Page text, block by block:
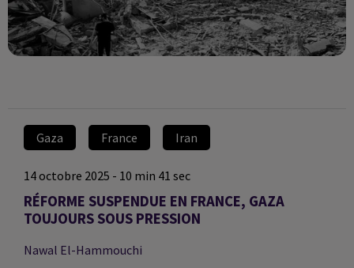
Gaza France Iran
14 octobre 2025 - 10 min 41 sec
RÉFORME SUSPENDUE EN FRANCE, GAZA
TOUJOURS SOUS PRESSION
Nawal El-Hammouchi